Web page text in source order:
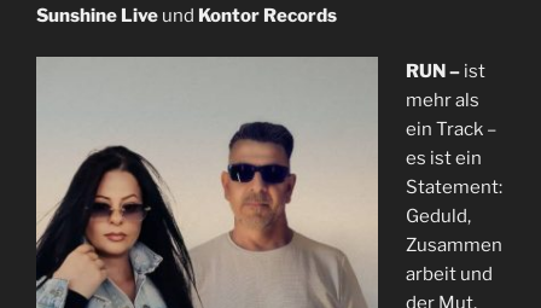
Sunshine Live und Kontor Records
RUN – ist
mehr als
ein Track –
es ist ein
Statement:
Geduld,
Zusammen
arbeit und
der Mut,